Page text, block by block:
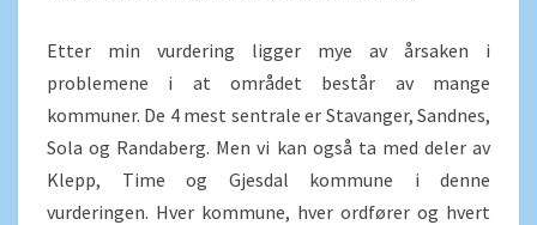
Etter min vurdering ligger mye av årsaken i
problemene i at området består av mange
kommuner. De 4 mest sentrale er Stavanger, Sandnes,
Sola og Randaberg. Men vi kan også ta med deler av
Klepp, Time og Gjesdal kommune i denne
vurderingen. Hver kommune, hver ordfører og hvert